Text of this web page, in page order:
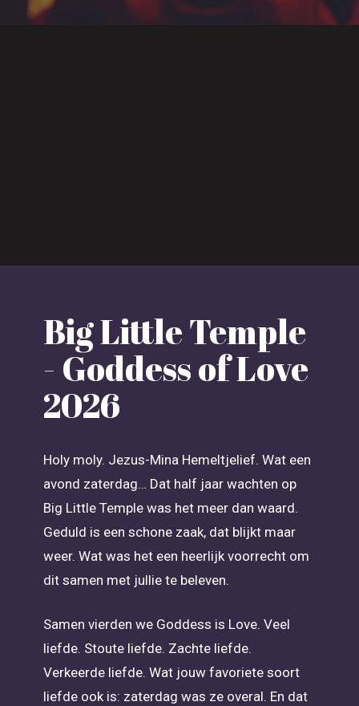
Big Little Temple
- Goddess of Love
2026
Holy moly. Jezus-Mina Hemeltjelief. Wat een
avond zaterdag… Dat half jaar wachten op
Big Little Temple was het meer dan waard.
Geduld is een schone zaak, dat blijkt maar
weer. Wat was het een heerlijk voorrecht om
dit samen met jullie te beleven.
Samen vierden we Goddess is Love. Veel
liefde. Stoute liefde. Zachte liefde.
Verkeerde liefde. Wat jouw favoriete soort
liefde ook is: zaterdag was ze overal. En dat